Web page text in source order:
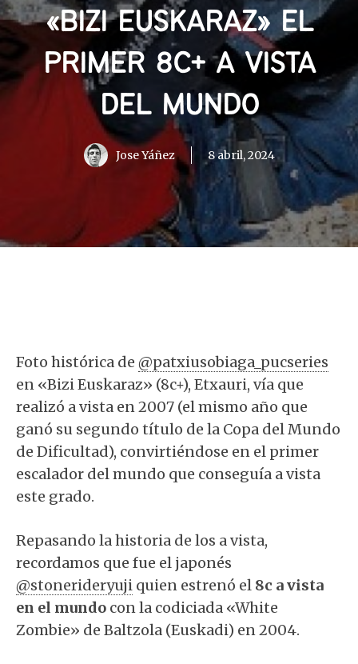
«BIZI EUSKARAZ» EL
PRIMER 8C+ A VISTA
DEL MUNDO
Jose Yáñez 8 abril, 2024
Foto histórica de @patxiusobiaga_pucseries
en «Bizi Euskaraz» (8c+), Etxauri, vía que
realizó a vista en 2007 (el mismo año que
ganó su segundo título de la Copa del Mundo
de Dificultad), convirtiéndose en el primer
escalador del mundo que conseguía a vista
este grado.
Repasando la historia de los a vista,
recordamos que fue el japonés
@stonerideryuji quien estrenó el 8c a vista
en el mundo con la codiciada «White
Zombie» de Baltzola (Euskadi) en 2004.